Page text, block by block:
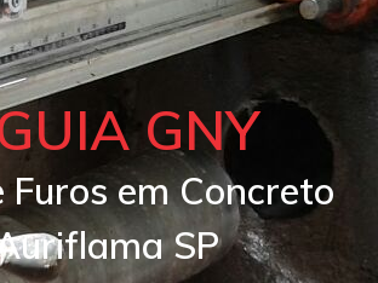
GNY
Furos em Concreto
SP